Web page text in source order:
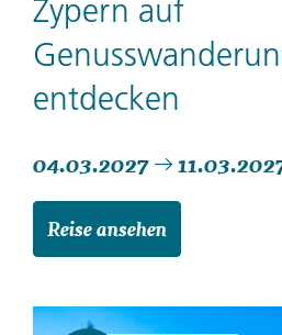
Zypern auf
entdecken
04.03.2027
Reise ansehen